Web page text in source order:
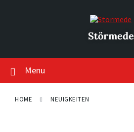
Störmede
Menu
HOME NEUIGKEITEN